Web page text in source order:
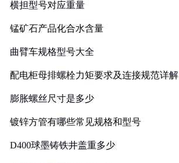
横担型号对应重量
锰矿石产品化合水含量
曲臂车规格型号大全
配电柜母排螺栓力矩要求及连接规范详解
膨胀螺丝尺寸是多少
镀锌方管有哪些常见规格和型号
D400球墨铸铁井盖重多少